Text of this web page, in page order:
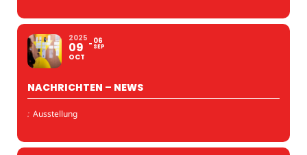
2025
09
OCT
06
SEP
NACHRICHTEN – NEWS
: Ausstellung